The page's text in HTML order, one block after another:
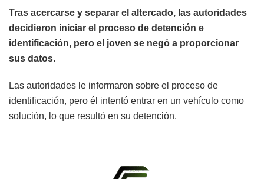
Tras acercarse y separar el altercado, las autoridades
decidieron iniciar el proceso de detención e
identificación, pero el joven se negó a proporcionar
sus datos.
Las autoridades le informaron sobre el proceso de
identificación, pero él intentó entrar en un vehículo como
solución, lo que resultó en su detención.